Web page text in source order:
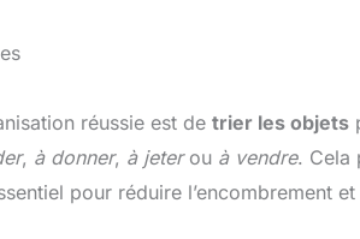
réussie est de trier les objets
, à donner, à jeterou à vendre. Cela
pour réduire l’encombrement